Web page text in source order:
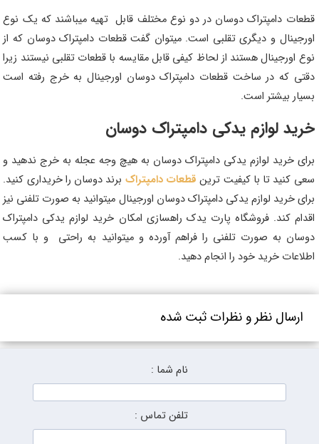
قطعات دامپتراک دوسان در دو نوع مختلف قابل تهیه میباشند که یک نوع
اورجینال و دیگری تقلبی است. میتوان گفت قطعات دامپتراک دوسان که از
نوع اورجینال هستند از لحاظ کیفی قابل مقایسه با قطعات تقلبی نیستند زیرا
دقتی که در ساخت قطعات دامپتراک دوسان اورجینال به خرج رفته است
بسیار بیشتر است.
خرید لوازم یدکی دامپتراک دوسان
برای خرید لوازم یدکی دامپتراک دوسان به هیچ وجه عجله به خرج ندهید و
سعی کنید تا با کیفیت ترین قطعات دامپتراک برند دوسان را خریداری کنید.
برای خرید لوازم یدکی دامپتراک دوسان اورجینال میتوانید به صورت تلفنی نیز
اقدام کند. فروشگاه پارت یدک راهسازی امکان خرید لوازم یدکی دامپتراک
دوسان به صورت تلفنی را فراهم آورده و میتوانید به راحتی و با کسب
اطلاعات خرید خود را انجام دهید.
ارسال نظر و نظرات ثبت شده
نام شما :
تلفن تماس :